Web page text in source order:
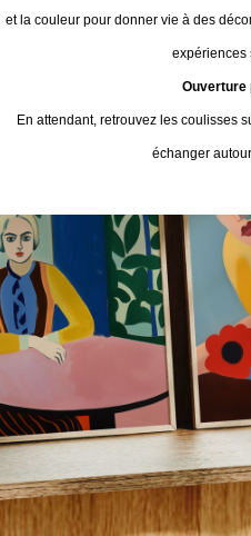
et la couleur pour donner vie à des
expériences
Ouverture
En attendant, retrouvez les coulisses
échanger